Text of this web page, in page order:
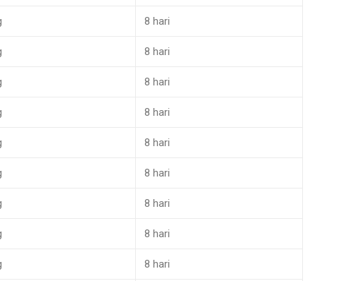
8 hari
8 hari
8 hari
8 hari
8 hari
8 hari
8 hari
8 hari
8 hari